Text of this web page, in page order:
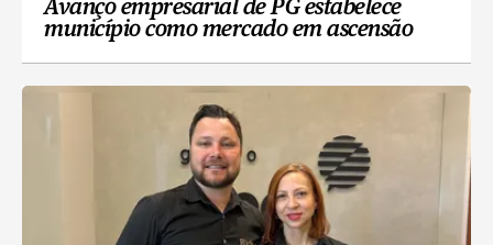
Avanço empresarial de PG estabelece
município como mercado em ascensão